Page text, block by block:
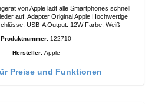
von Apple lädt alle Smartphones schnell
Original Apple Hochwertige
Anschlüsse: USB-A Output: 12W Farbe: Weiß
Produktnummer: 122710
Hersteller: Apple
Preise und Funktionen